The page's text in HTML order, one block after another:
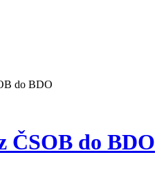
do BDO
ČSOB do BDO